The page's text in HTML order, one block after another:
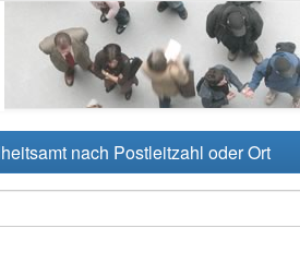
nach Postleitzahl oder Ort